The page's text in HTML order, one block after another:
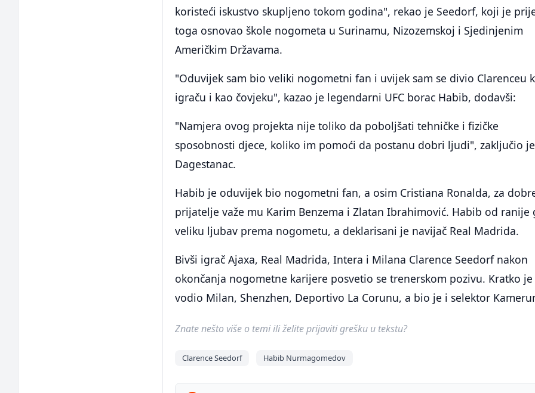
koristeći iskustvo skupljeno tokom godina", rekao je Seedorf, koji je
toga osnovao škole nogometa u Surinamu, Nizozemskoj i Sjedinjenim
Američkim Državama.
"Oduvijek sam bio veliki nogometni fan i uvijek sam se divio Clarenceu
igraču i kao čovjeku", kazao je legendarni UFC borac Habib, dodavši:
"Namjera ovog projekta nije toliko da poboljšati tehničke i fizičke
sposobnosti djece, koliko im pomoći da postanu dobri ljudi", zaključio je
Dagestanac.
Habib je oduvijek bio nogometni fan, a osim Cristiana Ronalda, za
prijatelje važe mu Karim Benzema i Zlatan Ibrahimović. Habib od ranije
veliku ljubav prema nogometu, a deklarisani je navijač Real Madrida.
Bivši igrač Ajaxa, Real Madrida, Intera i Milana Clarence Seedorf nakon
okončanja nogometne karijere posvetio se trenerskom pozivu. Kratko je
vodio Milan, Shenzhen, Deportivo La Corunu, a bio je i selektor
Znate nešto više o temi ili želite prijaviti grešku u tekstu?
Clarence Seedorf Habib Nurmagomedov